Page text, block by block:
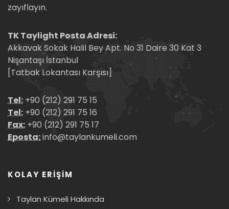
zayıflayın.
TK Taylight Posta Adresi:
Akkavak Sokak Halil Bey Apt. No 31 Daire 30 Kat 3
Nişantaşı İstanbul
[Tatbak Lokantası Karşısı]
Tel: +90 (212) 291 75 15
Tel: +90 (212) 291 75 16
Fax: +90 (212) 291 75 17
Eposta:info@taylankumeli.com
KOLAY ERİŞİM
Taylan Kümeli Hakkında